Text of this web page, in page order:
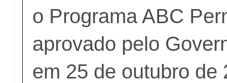
o Programa ABC
aprovado pelo
em 25 de outubro de